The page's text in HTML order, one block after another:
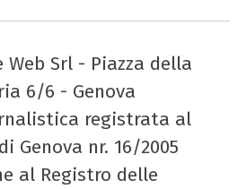
Srl - Piazza della
6/6 - Genova
registrata al
Genova nr. 16/2005
al Registro delle